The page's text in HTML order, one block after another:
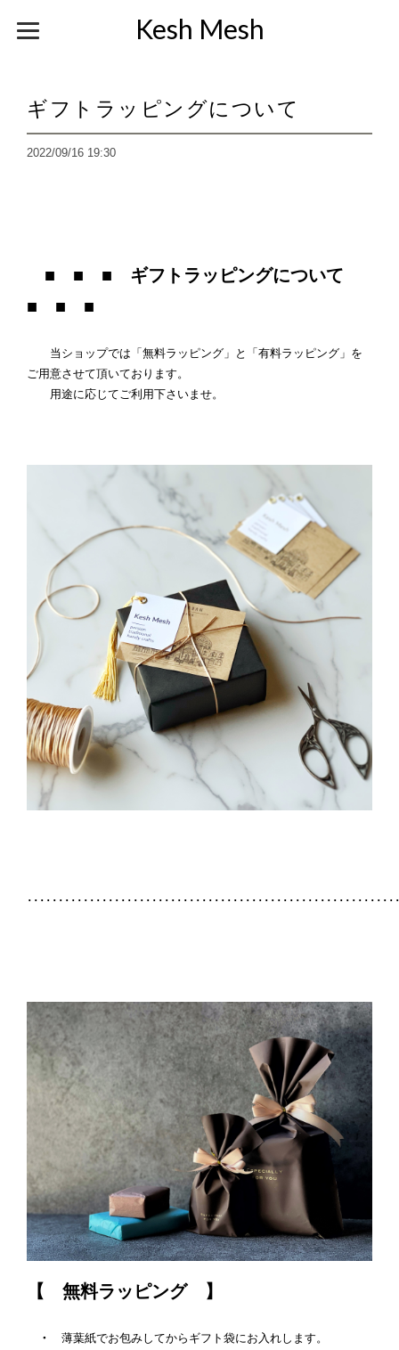
Kesh Mesh
ギフトラッピングについて
2022/09/16 19:30
■ ■ ■ ギフトラッピングについて
■ ■ ■
当ショップでは「無料ラッピング」と「有料ラッピング」を
ご用意させて頂いております。
用途に応じてご利用下さいませ。
･･････････････････････････････････････････････････････････
【 無料ラッピング 】
・ 薄葉紙でお包みしてからギフト袋にお入れします。